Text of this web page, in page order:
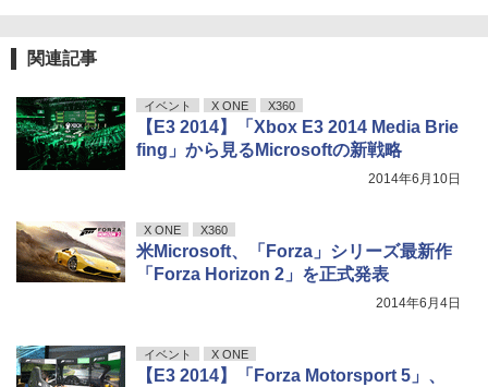
関連記事
イベント X ONE X360
【E3 2014】「Xbox E3 2014 Media Brie
fing」から見るMicrosoftの新戦略
2014年6月10日
X ONE X360
米Microsoft、「Forza」シリーズ最新作
「Forza Horizon 2」を正式発表
2014年6月4日
イベント X ONE
【E3 2014】「Forza Motorsport 5」、